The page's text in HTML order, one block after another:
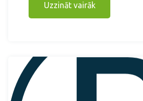
Uzzināt vairāk